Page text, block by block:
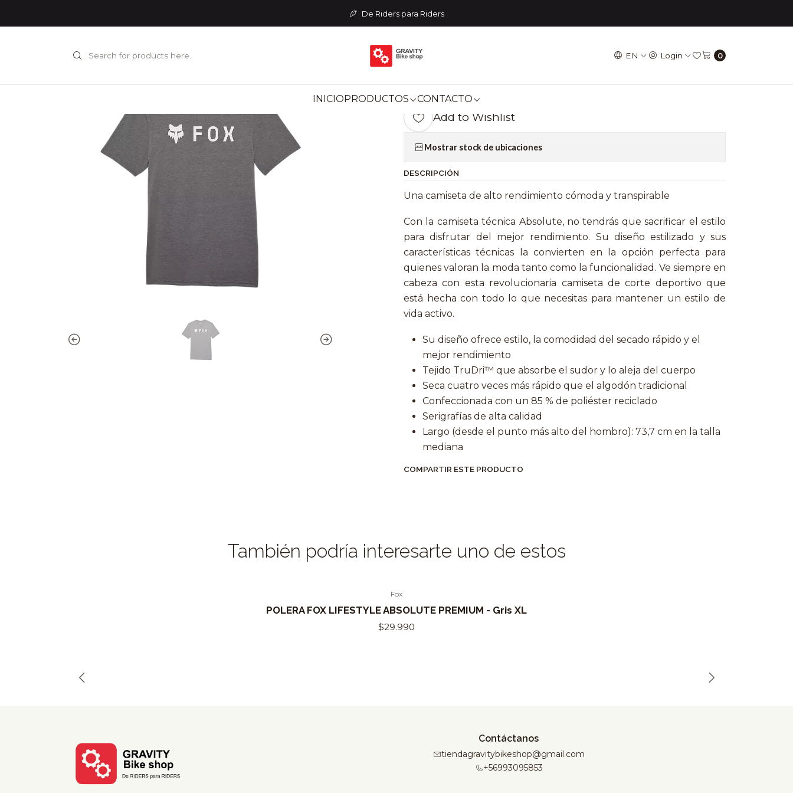
EN Login 0
INICIOPRODUCTOS CONTACTO
De Riders para Riders
Poleras y Polerones POLERA FOX LIFESTYLE ABSOLUTE - Gris L
|
POLERA FOX LIFESTYLE ABSOLUTE
- Gris L
Add to Wishlist
Mostrar stock de ubicaciones
DESCRIPCIÓN
Una camiseta de alto rendimiento cómoda y transpirable
Con la camiseta técnica Absolute, no tendrás que sacrificar el estilo
para disfrutar del mejor rendimiento. Su diseño estilizado y sus
características técnicas la convierten en la opción perfecta para
quienes valoran la moda tanto como la funcionalidad. Ve siempre en
cabeza con esta revolucionaria camiseta de corte deportivo que
está hecha con todo lo que necesitas para mantener un estilo de
vida activo.
Su diseño ofrece estilo, la comodidad del secado rápido y el
mejor rendimiento
Tejido TruDri™ que absorbe el sudor y lo aleja del cuerpo
Seca cuatro veces más rápido que el algodón tradicional
Confeccionada con un 85 % de poliéster reciclado
Serigrafías de alta calidad
Largo (desde el punto más alto del hombro): 73,7 cm en la talla
mediana
COMPARTIR ESTE PRODUCTO
También podría interesarte uno de estos
Fox
POLERA FOX LIFESTYLE ABSOLUTE PREMIUM - Gris XL
$29.990
Contáctanos
tiendagravitybikeshop@gmail.com
+56993095853